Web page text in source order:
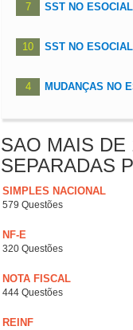
7 SST NO
10 SST NO ESOCIAL
4 MUDANÇAS NO
SAO MAIS DE
SEPARADAS
SIMPLES NACIONAL
579 Questões
NF-E
320 Questões
NOTA FISCAL
444 Questões
REINF